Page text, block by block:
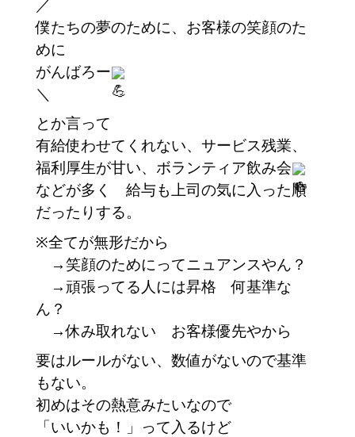
／
僕たちの夢のために、お客様の笑顔のた
めに
がんばろー
＼
とか言って
有給使わせてくれない、サービス残業、
福利厚生が甘い、ボランティア飲み会
などが多く 給与も上司の気に入った順
だったりする。
※全てが無形だから
→笑顔のためにってニュアンスやん？
→頑張ってる人には昇格 何基準な
ん？
→休み取れない お客様優先やから
要はルールがない、数値がないので基準
もない。
初めはその熱意みたいなので
「いいかも！」って入るけど